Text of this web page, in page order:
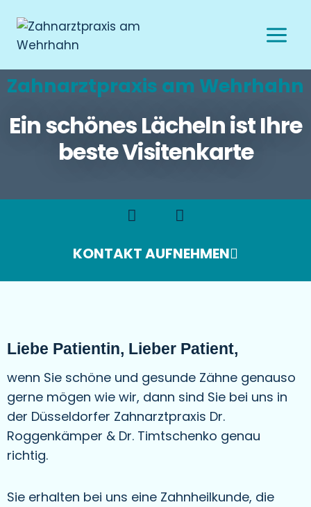
Zahnarztpraxis am Wehrhahn
Ein schönes Lächeln ist Ihre
beste Visitenkarte
KONTAKT AUFNEHMEN
Liebe Patientin, Lieber Patient,
wenn Sie schöne und gesunde Zähne genauso
gerne mögen wie wir, dann sind Sie bei uns in
der Düsseldorfer Zahnarztpraxis Dr.
Roggenkämper & Dr. Timtschenko genau
richtig.
Sie erhalten bei uns eine Zahnheilkunde, die